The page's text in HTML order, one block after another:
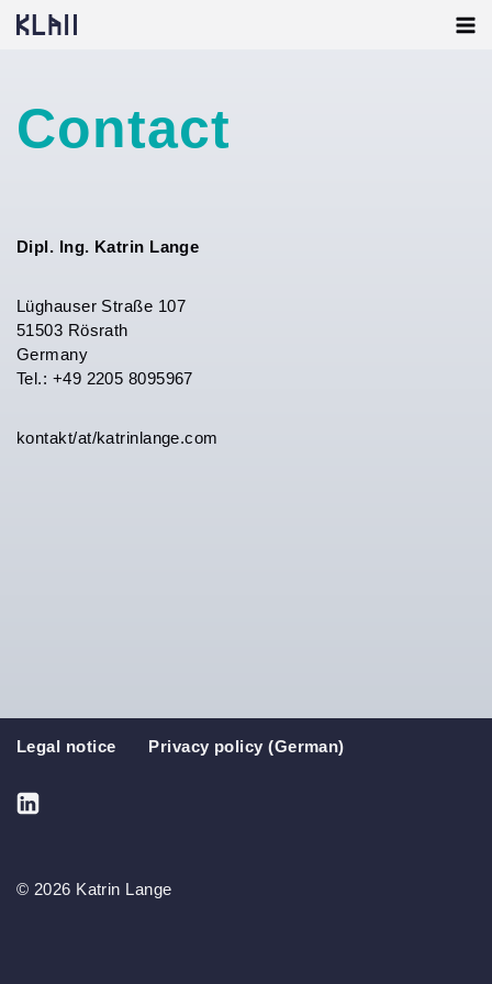
Skip
Contact
Dipl. Ing. Katrin Lange
Lüghauser Straße 107
51503 Rösrath
Germany
Tel.: +49 2205 8095967
kontakt/at/katrinlange.com
Legal notice Privacy policy (German)
© 2026 Katrin Lange